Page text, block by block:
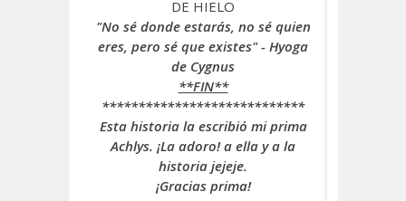
DE HIELO
"No sé donde estarás, no sé quien
eres, pero sé que existes" - Hyoga
de Cygnus
**FIN**
****************************
Esta historia la escribió mi prima
Achlys. ¡La adoro! a ella y a la
historia jejeje.
¡Gracias prima!